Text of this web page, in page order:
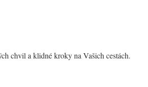
chvil a klidné kroky na Vašich cestách.